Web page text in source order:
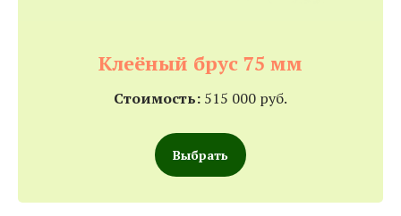
Клеёный брус 75 мм
Стоимость: 515 000 руб.
Выбрать